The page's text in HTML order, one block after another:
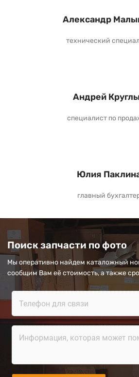
Александр
технический
Андрей
специалист по
Юлия
главный
Поиск запчасти по фото
Мы оперативно найдем каталожный
сообщим Вам её стоимость, а также